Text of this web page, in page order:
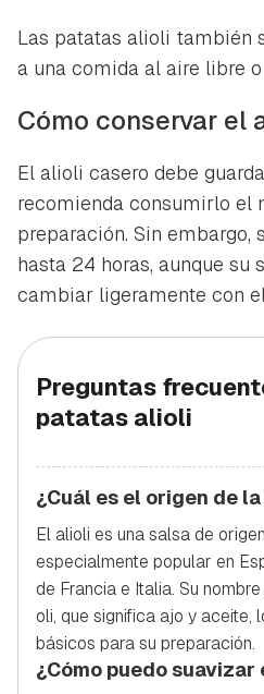
Las patatas alioli también
a una comida al aire libre
Cómo conservar el
El alioli casero debe
recomienda consumirlo el
preparación. Sin embargo,
hasta 24 horas, aunque su
cambiar ligeramente con
Preguntas
patatas alioli
¿Cuál es el origen de
El alioli es una salsa de
especialmente popular en
de Francia e Italia. Su
oli, que significa ajo y aceite,
básicos para su preparación.
¿Cómo puedo suavizar